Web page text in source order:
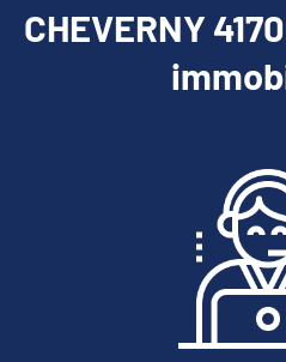
CHEVERNY